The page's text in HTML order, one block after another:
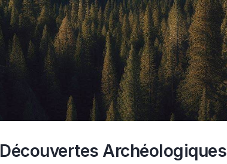
Découvertes Archéologiques